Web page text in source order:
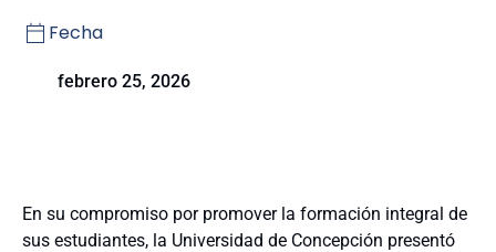
Fecha
febrero 25, 2026
En su compromiso por promover la formación integral de
sus estudiantes, la Universidad de Concepción presentó